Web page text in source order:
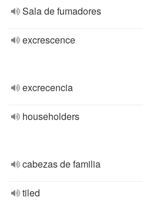
Sala de fumadores
excrescence
excrecencia
householders
cabezas de familia
tiled